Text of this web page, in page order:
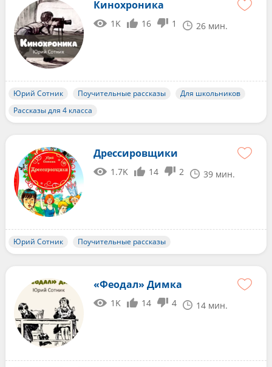
Кинохроника
1K 16 1 26 мин.
Юрий Сотник Поучительные рассказы
Для школьников
Рассказы для 4 класса
Дрессировщики
1.7K 14 2 39 мин.
Юрий Сотник Поучительные рассказы
«Феодал» Димка
1K 14 4 14 мин.